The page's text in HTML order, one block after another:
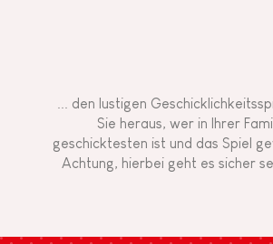
... den lustigen
Sie heraus, wer in Ihrer
geschicktesten ist und das Spiel
Achtung, hierbei geht es sicher